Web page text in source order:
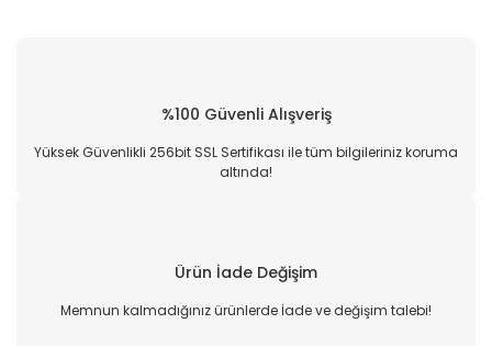
%100 Güvenli Alışveriş
Yüksek Güvenlikli 256bit SSL Sertifikası ile tüm bilgileriniz koruma
altında!
Ürün İade Değişim
Memnun kalmadığınız ürünlerde İade ve değişim talebi!